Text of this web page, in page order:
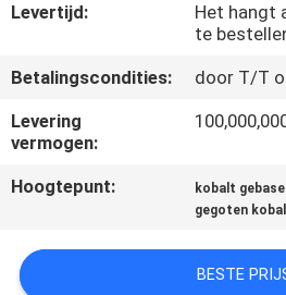
VERZOEK
EEN
CITAAT
SITEMAP
Levertijd:
Het hangt
te
Betalingscondities:
door T/T
Levering
vermogen:
Hoogtepunt: kobalt
gegoten
BESTE